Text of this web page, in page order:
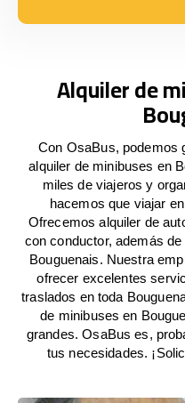
Alquiler de
Con OsaBus, podemos
alquiler de minibuses en
miles de viajeros y
hacemos que viajar
Ofrecemos alquiler de
con conductor, además
Bouguenais. Nuestra
ofrecer excelentes
traslados en toda
de minibuses en
grandes. OsaBus es,
tus necesidades.